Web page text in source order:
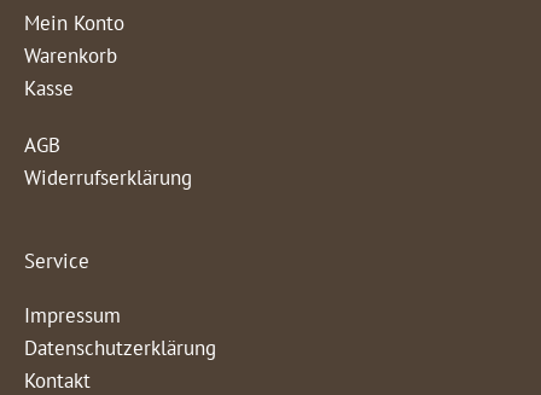
Mein Konto
Warenkorb
Kasse
AGB
Widerrufserklärung
Service
Impressum
Datenschutzerklärung
Kontakt